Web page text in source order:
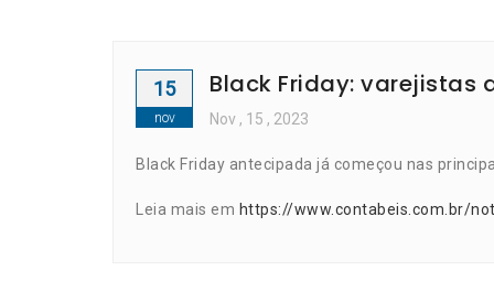
15
nov
Black Friday: varejistas
Nov , 15 , 2023
Black Friday antecipada já começou nas
Leia mais em https://www.contabeis.com.br/